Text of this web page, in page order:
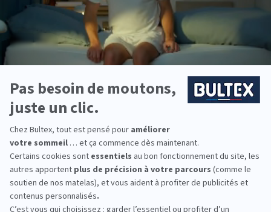
Bultex offrent plusieurs fermetés, du moelleux au
très ferme. Associer votre matelas au sommier
adapté renforce le soutien et le bien‑être nuit
après nuit.
De la chambre parentale à la chambre d’ami,
jusqu’au couchage des enfants, la gamme Bultex
permet d’équiper toute la famille avec des
formats et conforts adaptés.
*Marque la plus détenue : 18 599 personnes
interrogées de février 2019 à mars 2025. Institut
LA COMPAGNIE DU LIT
AZE : essayez avant
d’acheter
Passez en magasin pour comparer les conforts en
condition réelle. Allongez‑vous quelques minutes